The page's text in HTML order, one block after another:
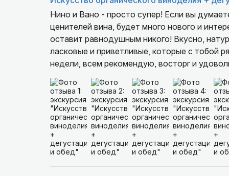
Нино и Вано - просто супер! Если вы
ценителей вина, будет много нового и
оставит равнодушным никого! Вкусно,
ласковые и приветливые, которые с тобой рядом все время хотят, чтобы
недели, всем рекомендую, восторг и